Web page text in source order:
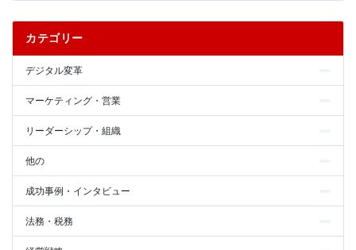
カテゴリー
デジタル変革
マーケティング・営業
リーダーシップ・組織
他の
成功事例・インタビュー
法務・税務